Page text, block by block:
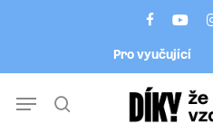
facebook
Pro vyučující
Menu